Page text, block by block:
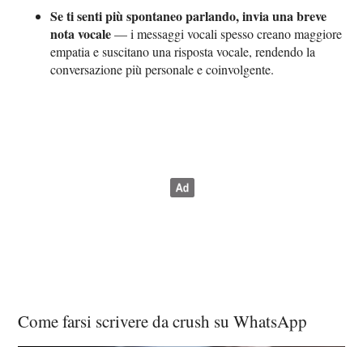
Se ti senti più spontaneo parlando, invia una breve
nota vocale— i messaggi vocali spesso creano maggiore
empatia e suscitano una risposta vocale, rendendo la
conversazione più personale e coinvolgente.
Come farsi scrivere da crush su WhatsApp